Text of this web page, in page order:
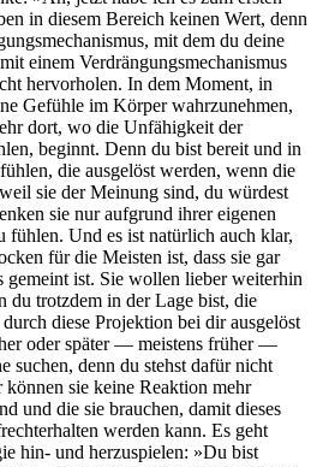
in diesem Bereich keinen Wert, denn
mit dem du deine
einem Verdrängungsmechanismus
hervorholen. In dem Moment, in
Gefühle im Körper wahrzunehmen,
dort, wo die Unfähigkeit der
beginnt. Denn du bist bereit und in
die ausgelöst werden, wenn die
sie der Meinung sind, du würdest
sie nur aufgrund ihrer eigenen
Und es ist natürlich auch klar,
für die Meisten ist, dass sie gar
gemeint ist. Sie wollen lieber weiterhin
du trotzdem in der Lage bist, die
diese Projektion bei dir ausgelöst
oder später — meistens früher —
suchen, denn du stehst dafür nicht
sie keine Reaktion mehr
und die sie brauchen, damit dieses
werden kann. Es geht
hin- und herzuspielen: »Du bist